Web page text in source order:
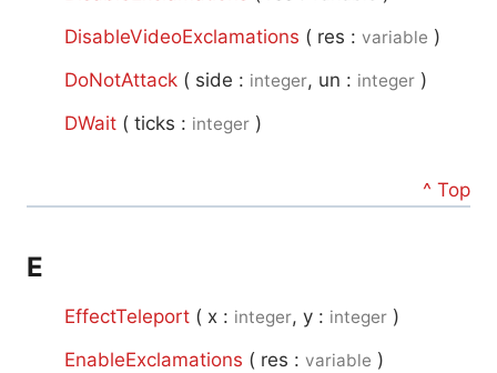
DisableVideoExclamations ( res : variable )
DoNotAttack ( side : integer, un : integer )
DWait ( ticks : integer )
^ Top
E
EffectTeleport ( x : integer, y : integer )
EnableExclamations ( res : variable )